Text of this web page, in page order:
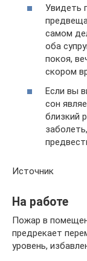
Увидеть
самом
оба
покоя,
скором
Если вы
сон
близкий
Источник
На работе
Пожар в
предрекает
уровень,